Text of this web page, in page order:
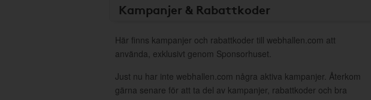
Kampanjer & Rabattkoder
Här finns kampanjer och rabattkoder till webhallen.com att
använda, exklusivt genom Sponsorhuset.
Just nu har inte webhallen.com några aktiva kampanjer. Återkom
gärna senare för att ta del av kampanjer, rabattkoder och bra